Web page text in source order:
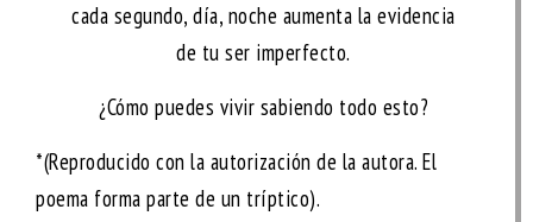
cada segundo, día, noche aumenta la evidencia
de tu ser imperfecto.
¿Cómo puedes vivir sabiendo todo esto?
*(Reproducido con la autorización de la autora. El
poema forma parte de un tríptico).